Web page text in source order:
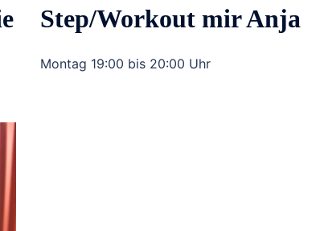
Step/Workout mir Anja
Montag 19:00 bis 20:00 Uhr